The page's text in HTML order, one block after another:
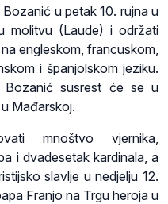
u petak 10. rujna u
molitvu (Laude) i održati
engleskom, francuskom,
i španjolskom jeziku.
Bozanić susrest će se u
Mađarskoj.
mnoštvo vjernika,
i dvadesetak kardinala, a
slavlje u nedjelju 12.
Franjo na Trgu heroja u